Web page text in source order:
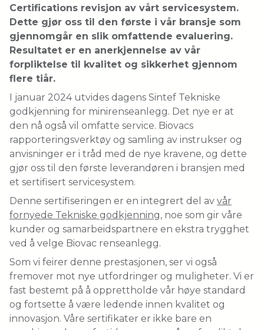
Certifications revisjon av vårt servicesystem.
Dette gjør oss til den første i vår bransje som
gjennomgår en slik omfattende evaluering.
Resultatet er en anerkjennelse av vår
forpliktelse til kvalitet og sikkerhet gjennom
flere tiår.
I januar 2024 utvides dagens Sintef Tekniske
godkjenning for minirenseanlegg. Det nye er at
den nå også vil omfatte service. Biovacs
rapporteringsverktøy og samling av instrukser og
anvisninger er i tråd med de nye kravene, og dette
gjør oss til den første leverandøren i bransjen med
et sertifisert servicesystem.
Denne sertifiseringen er en integrert del av vår
fornyede Tekniske godkjenning, noe som gir våre
kunder og samarbeidspartnere en ekstra trygghet
ved å velge Biovac renseanlegg.
Som vi feirer denne prestasjonen, ser vi også
fremover mot nye utfordringer og muligheter. Vi er
fast bestemt på å opprettholde vår høye standard
og fortsette å være ledende innen kvalitet og
innovasjon. Våre sertifikater er ikke bare en